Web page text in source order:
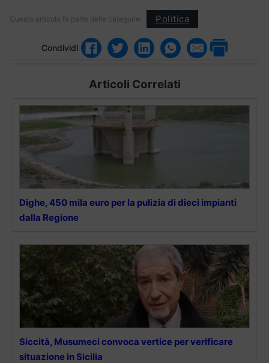
Questo articolo fa parte delle categorie: Politica
Condividi
Articoli Correlati
Dighe, 450 mila euro per la pulizia di dieci impianti
dalla Regione
Siccità, Musumeci convoca vertice per verificare
situazione in Sicilia